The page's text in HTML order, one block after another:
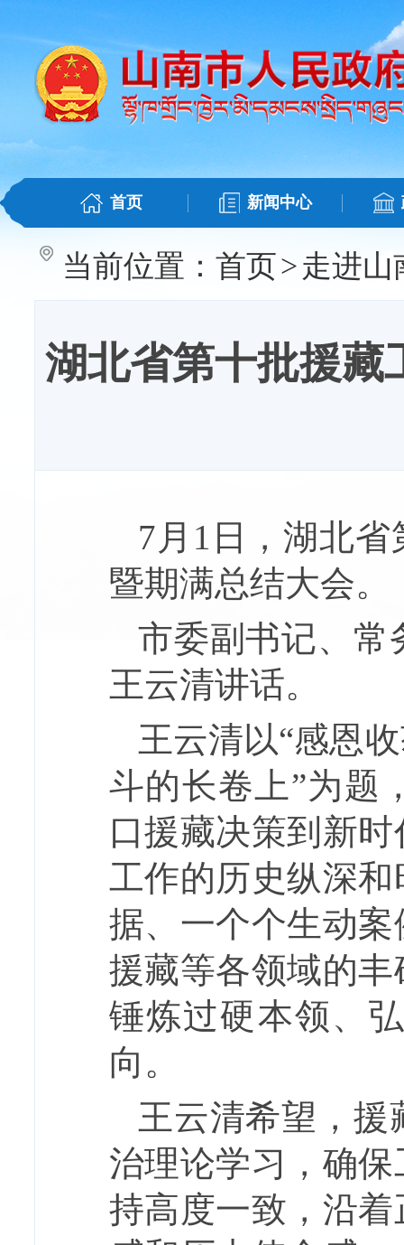
首页 新闻中心
当前位置： 首页>走进山
湖北省第十批援藏
7月1日，湖北省
暨期满总结大会。
市委副书记、常
王云清讲话。
王云清以“感恩
斗的长卷上”为题
口援藏决策到新
工作的历史纵深
据、一个个生动
援藏等各领域的
锤炼过硬本领、
向。
王云清希望，援
治理论学习，确
持高度一致，沿